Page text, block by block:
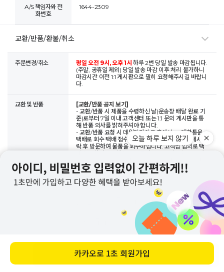
바로 구매하기
A/S 책임자와 전
화번호
1644-2309
교환/반품/환불/취소
주문변경/취소 평일 오전 9시, 오후 1시하루 2번 당일 발송 마감됩니다.
(주말, 공휴일 제외) 당일 발송 마감 이후 처리 불가하니
마감시간 이전 1:1 게시판으로 필히 요청해주시길 바랍니
다.
교환 및 반품
[교환/반품 공지 보기]
- 교환/반품 시 제품을 수령하신 날(운송장 배달 완료 기
준)로부터 7일 이내 고객센터 또는 1:1 문의 게시판을 통
해 반품 의사를 밝혀주셔야 합니다.
- 교환/반품 요청 시 데일리라이크 측에서 CJ대한통운
택배로 회수 택배 접수를 도와드리며, 택배기사님께서 연
락 후 방문하여 물품을 회수하십니다. 고객님 임의로 택
문의하시어 직원의 안내에 따라주시기 바랍니다.
- 교환/반품 배송 및 수거지 변경도 가능하니 접수 당시
요청해주시면 됩니다.
- 제품하자 및 데일리라이크 과실로 인한 교환/반품 발생
시에만 무료 맞교환/무료반품이 가능하며, 이 외의 경우
운임은 고객님께서 부담해주셔야 합니다. 물품과 함께 운
임비 동봉 시 분실될 우려가 있기에 이 경우 운임비 별도
입금 or 환불되는 금액에서 공제 가능합니다. (운임 발생
[일반 교환 시 / 선회수 후배송으로 진행]
회수 + 재배송 = 왕복 운임 6,000원
품 후 남은 금액에 따라 상이
- 무료 배송 후 전체 반품 시  왕복 6,000원
오늘 하루 보지 않기
카카오로1초 회원가입